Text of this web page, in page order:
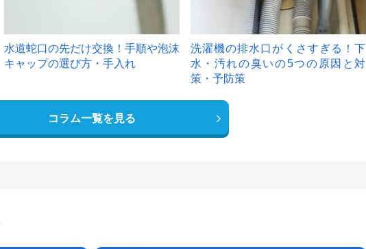
水道蛇口の先だけ交換！手順や泡沫
キャップの選び方・手入れ
洗濯機の排水口がくさすぎる！下
水・汚れの臭いの5つの原因と対
策・予防策
コラム一覧を見る